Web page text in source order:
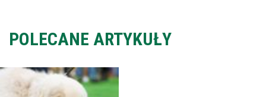
POLECANE ARTYKUŁY